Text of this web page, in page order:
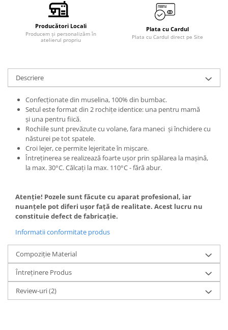
Producători Locali
Producem și personalizăm în
atelierul propriu
Plata cu Cardul
Plata cu Cardul direct pe Site
Descriere
Confecționate din muselina, 100% din bumbac.
Setul este format din 2 rochițe identice: una pentru mamă
și una pentru fiică.
Rochiile sunt prevăzute cu volane, fara maneci și închidere cu
năsturei pe tot spatele.
Croi lejer, ce permite lejeritate în mișcare.
Întreținerea se realizează foarte ușor prin spălarea la mașină,
la max. 30°C. Călcaţi la max. 110°C - fără abur.
Atenție! Pozele sunt făcute cu aparat profesional, iar
nuanțele pot diferi ușor față de realitate. Acest lucru nu
constituie defect de fabricație.
Informatii conformitate produs
Compoziție Material
Întreținere Produs
Review-uri(2)